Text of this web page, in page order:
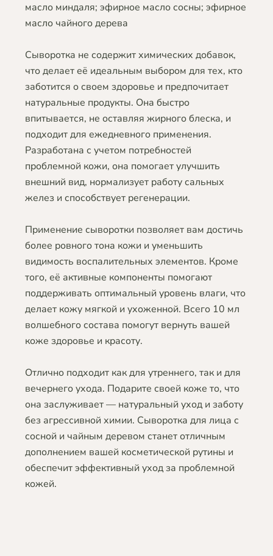
масло миндаля; эфирное масло сосны; эфирное
масло чайного дерева
Сыворотка не содержит химических добавок,
что делает её идеальным выбором для тех, кто
заботится о своем здоровье и предпочитает
натуральные продукты. Она быстро
впитывается, не оставляя жирного блеска, и
подходит для ежедневного применения.
Разработана с учетом потребностей
проблемной кожи, она помогает улучшить
внешний вид, нормализует работу сальных
желез и способствует регенерации.
Применение сыворотки позволяет вам достичь
более ровного тона кожи и уменьшить
видимость воспалительных элементов. Кроме
того, её активные компоненты помогают
поддерживать оптимальный уровень влаги, что
делает кожу мягкой и ухоженной. Всего 10 мл
волшебного состава помогут вернуть вашей
коже здоровье и красоту.
Отлично подходит как для утреннего, так и для
вечернего ухода. Подарите своей коже то, что
она заслуживает — натуральный уход и заботу
без агрессивной химии. Сыворотка для лица с
сосной и чайным деревом станет отличным
дополнением вашей косметической рутины и
обеспечит эффективный уход за проблемной
кожей.